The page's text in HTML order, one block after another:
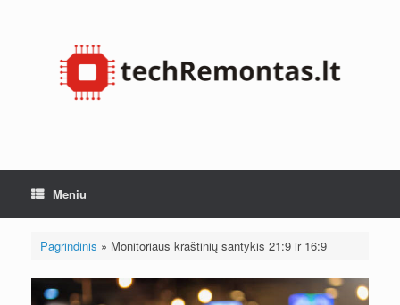
Meniu
Pagrindinis » Monitoriaus kraštinių santykis 21:9 ir 16:9